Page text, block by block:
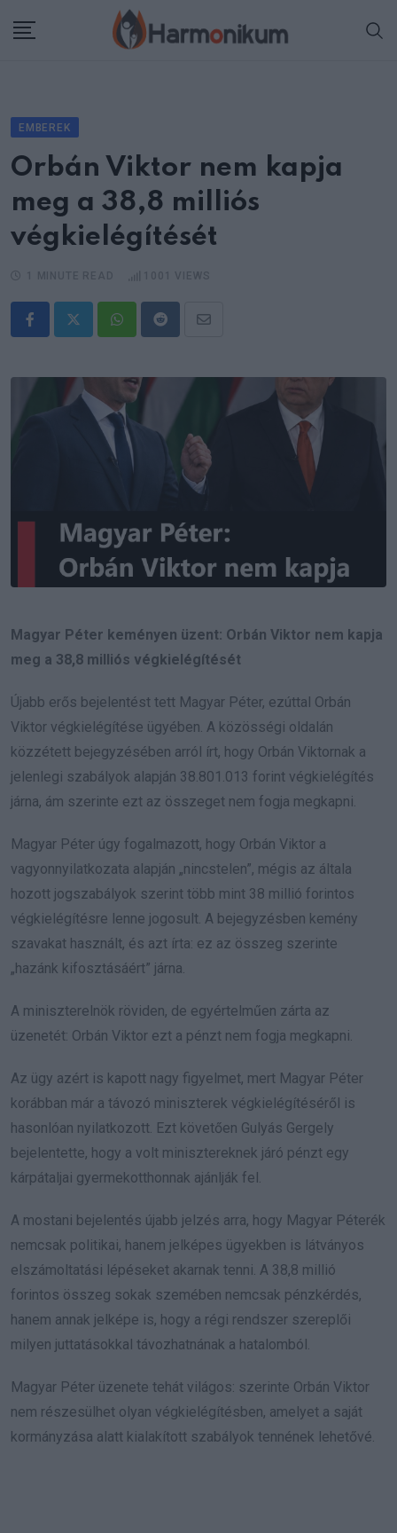
EMBEREK
Orbán Viktor nem kapja
meg a 38,8 milliós
végkielégítését
WhatsappRedditShare
Email
Magyar Péter keményen üzent: Orbán Viktor nem kapja
meg a 38,8 milliós végkielégítését
Újabb erős bejelentést tett Magyar Péter, ezúttal Orbán
Viktor végkielégítése ügyében. A közösségi oldalán
közzétett bejegyzésében arról írt, hogy Orbán Viktornak a
jelenlegi szabályok alapján 38.801.013 forint végkielégítés
járna, ám szerinte ezt az összeget nem fogja megkapni.
Magyar Péter úgy fogalmazott, hogy Orbán Viktor a
vagyonnyilatkozata alapján „nincstelen”, mégis az általa
hozott jogszabályok szerint több mint 38 millió forintos
végkielégítésre lenne jogosult. A bejegyzésben kemény
szavakat használt, és azt írta: ez az összeg szerinte
„hazánk kifosztásáért” járna.
A miniszterelnök röviden, de egyértelműen zárta az
üzenetét: Orbán Viktor ezt a pénzt nem fogja megkapni.
Az ügy azért is kapott nagy figyelmet, mert Magyar Péter
korábban már a távozó miniszterek végkielégítéséről is
hasonlóan nyilatkozott. Ezt követően Gulyás Gergely
bejelentette, hogy a volt minisztereknek járó pénzt egy
kárpátaljai gyermekotthonnak ajánlják fel.
A mostani bejelentés újabb jelzés arra, hogy Magyar Péterék
nemcsak politikai, hanem jelképes ügyekben is látványos
elszámoltatási lépéseket akarnak tenni. A 38,8 millió
forintos összeg sokak szemében nemcsak pénzkérdés,
hanem annak jelképe is, hogy a régi rendszer szereplői
milyen juttatásokkal távozhatnának a hatalomból.
Magyar Péter üzenete tehát világos: szerinte Orbán Viktor
nem részesülhet olyan végkielégítésben, amelyet a saját
kormányzása alatt kialakított szabályok tennének lehetővé.